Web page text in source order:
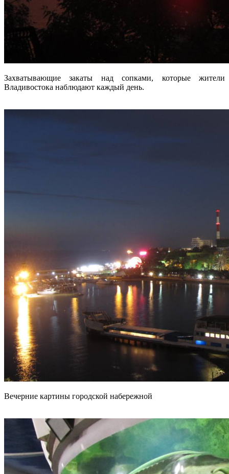
Захватывающие закаты над сопками, которые жители
Владивостока наблюдают каждый день.
Вечерние картины городской набережной